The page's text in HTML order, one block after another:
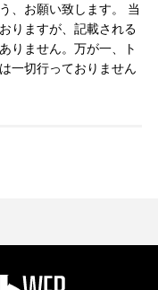
、お願い致します。 当
りますが、記載される
りません。万が一、ト
一切行っておりません